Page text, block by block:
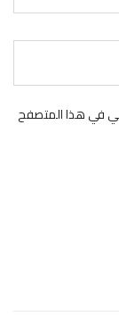
في هذا المتصفح